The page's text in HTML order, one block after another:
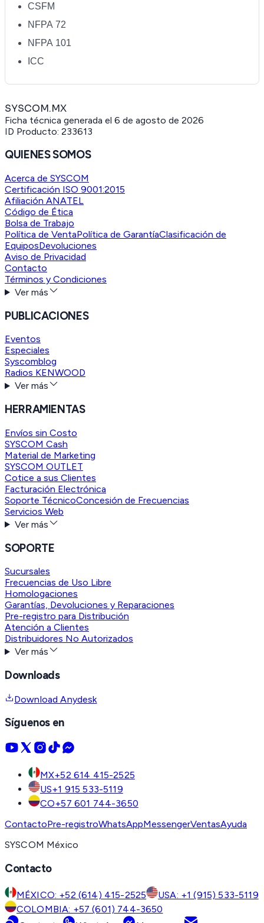
CSFM
NFPA 72
NFPA 101
ICC
SYSCOM.MX
Ficha técnica generada el 6 de agosto de 2026
ID Producto: 233613
QUIENES SOMOS
Acerca de SYSCOM
Certificación ISO 9001:2015
Afiliación ANATEL
Código de Ética
Bolsa de Trabajo
Política de VentaPolítica de GarantíaClasificación de
EquiposDevoluciones
Aviso de Privacidad
Contacto
Términos y Condiciones
Ver más
PUBLICACIONES
Eventos
Especiales
Syscomblog
Radios KENWOOD
Ver más
HERRAMIENTAS
Envíos sin Costo
SYSCOM Cash
Material de Marketing
SYSCOM OUTLET
Cotice a sus Clientes
Facturación Electrónica
Soporte TécnicoConcesión de Frecuencias
Servicios Web
Ver más
SOPORTE
Sucursales
Frecuencias de Uso Libre
Homologaciones
Garantías, Devoluciones y Reparaciones
Pre-registro para Distribución
Atención a Clientes
Distribuidores No Autorizados
Ver más
Downloads
Download Anydesk
Síguenos en
MX+52 614 415-2525
US+1 915 533-5119
CO+57 601 744-3650
ContactoPre-registroWhatsAppMessengerVentasAyuda
SYSCOM México
Contacto
MÉXICO: +52 (614) 415-2525
USA: +1 (915) 533-5119
COLOMBIA: +57 (601) 744-3650